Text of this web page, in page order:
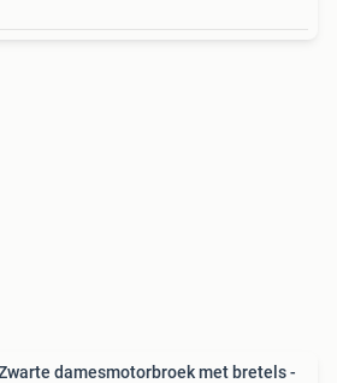
damesmotorbroek met bretels -